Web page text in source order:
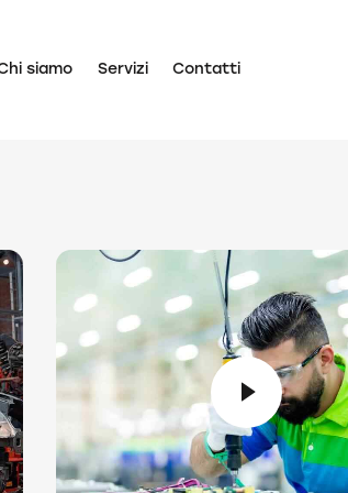
siamo Servizi Contatti